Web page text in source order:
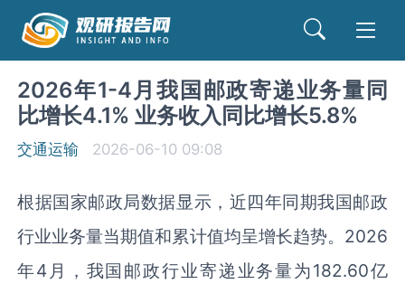
2026年1-4月我国邮政寄递业务量同
比增长4.1% 业务收入同比增长5.8%
交通运输 2026-06-10 09:08
根据国家邮政局数据显示，近四年同期我国邮政
行业业务量当期值和累计值均呈增长趋势。2026
年4月，我国邮政行业寄递业务量为182.60亿